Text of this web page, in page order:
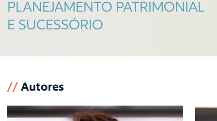
PLANEJAMENTO PATRIMONIAL
E SUCESSÓRIO
// Autores